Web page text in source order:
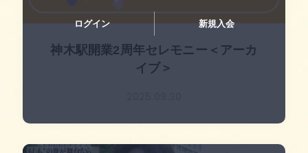
神木駅開業2周年セレモニー＜アーカ
イブ＞
ログイン 新規入会